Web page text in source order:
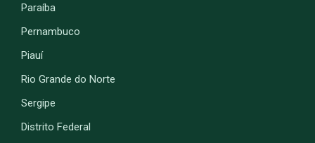
Paraíba
Pernambuco
Piauí
Rio Grande do Norte
Sergipe
Distrito Federal